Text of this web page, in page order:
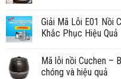
Giải Mã Lỗi E01 Nồi
Khắc Phục Hiệu Quả
Mã lỗi nồi Cuchen –
chóng và hiệu quả